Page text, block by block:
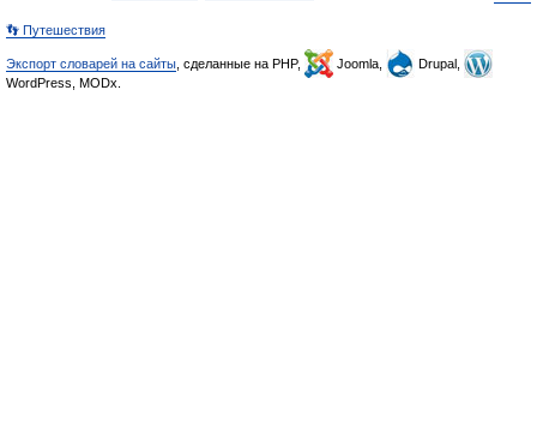
👣 Путешествия
Экспорт словарей на сайты , сделанные на PHP, Joomla,
Drupal,
WordPress, MODx.